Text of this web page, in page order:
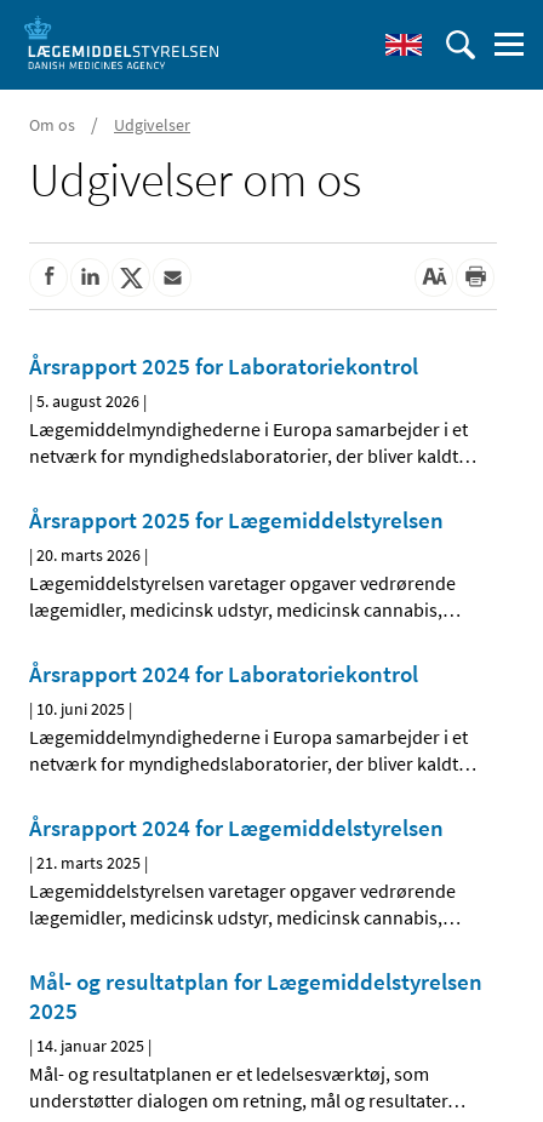
Om os / Udgivelser
Udgivelser om os
Årsrapport 2025 for Laboratoriekontrol
|5. august 2026 |
Lægemiddelmyndighederne i Europa samarbejder i et
netværk for myndighedslaboratorier, der bliver kaldt…
Årsrapport 2025 for Lægemiddelstyrelsen
|20. marts 2026 |
Lægemiddelstyrelsen varetager opgaver vedrørende
lægemidler, medicinsk udstyr, medicinsk cannabis,…
Årsrapport 2024 for Laboratoriekontrol
| 10. juni 2025 |
Lægemiddelmyndighederne i Europa samarbejder i et
netværk for myndighedslaboratorier, der bliver kaldt…
Årsrapport 2024 for Lægemiddelstyrelsen
|21. marts 2025 |
Lægemiddelstyrelsen varetager opgaver vedrørende
lægemidler, medicinsk udstyr, medicinsk cannabis,…
Mål- og resultatplan for Lægemiddelstyrelsen
2025
| 14. januar 2025 |
Mål- og resultatplanen er et ledelsesværktøj, som
understøtter dialogen om retning, mål og resultater…